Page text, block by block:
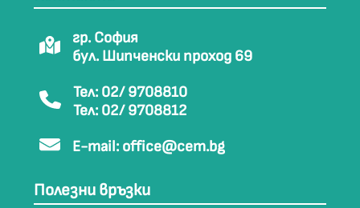
гр. София
бул. Шипченски проход 69
Тел: 02/ 9708810
Тел: 02/ 9708812
E-mail: office@cem.bg
Полезни връзки